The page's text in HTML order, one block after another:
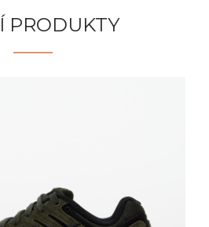
PRODUKTY